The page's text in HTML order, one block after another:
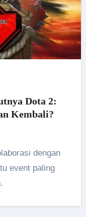
Dota 2:
Kembali?
event paling